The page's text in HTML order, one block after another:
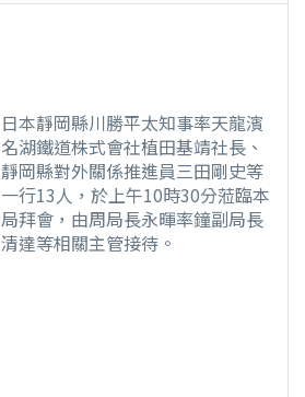
日本靜岡縣川勝平太知事率天龍濱
名湖鐵道株式會社植田基靖社長、
靜岡縣對外關係推進員三田剛史等
一行13人，於上午10時30分蒞臨本
局拜會，由周局長永暉率鐘副局長
清達等相關主管接待。